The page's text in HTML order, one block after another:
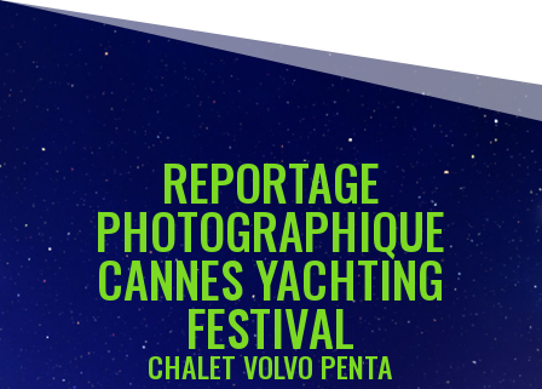
REPORTAGE
PHOTOGRAPHIQUE
CANNES YACHTING
FESTIVAL
CHALET VOLVO PENTA